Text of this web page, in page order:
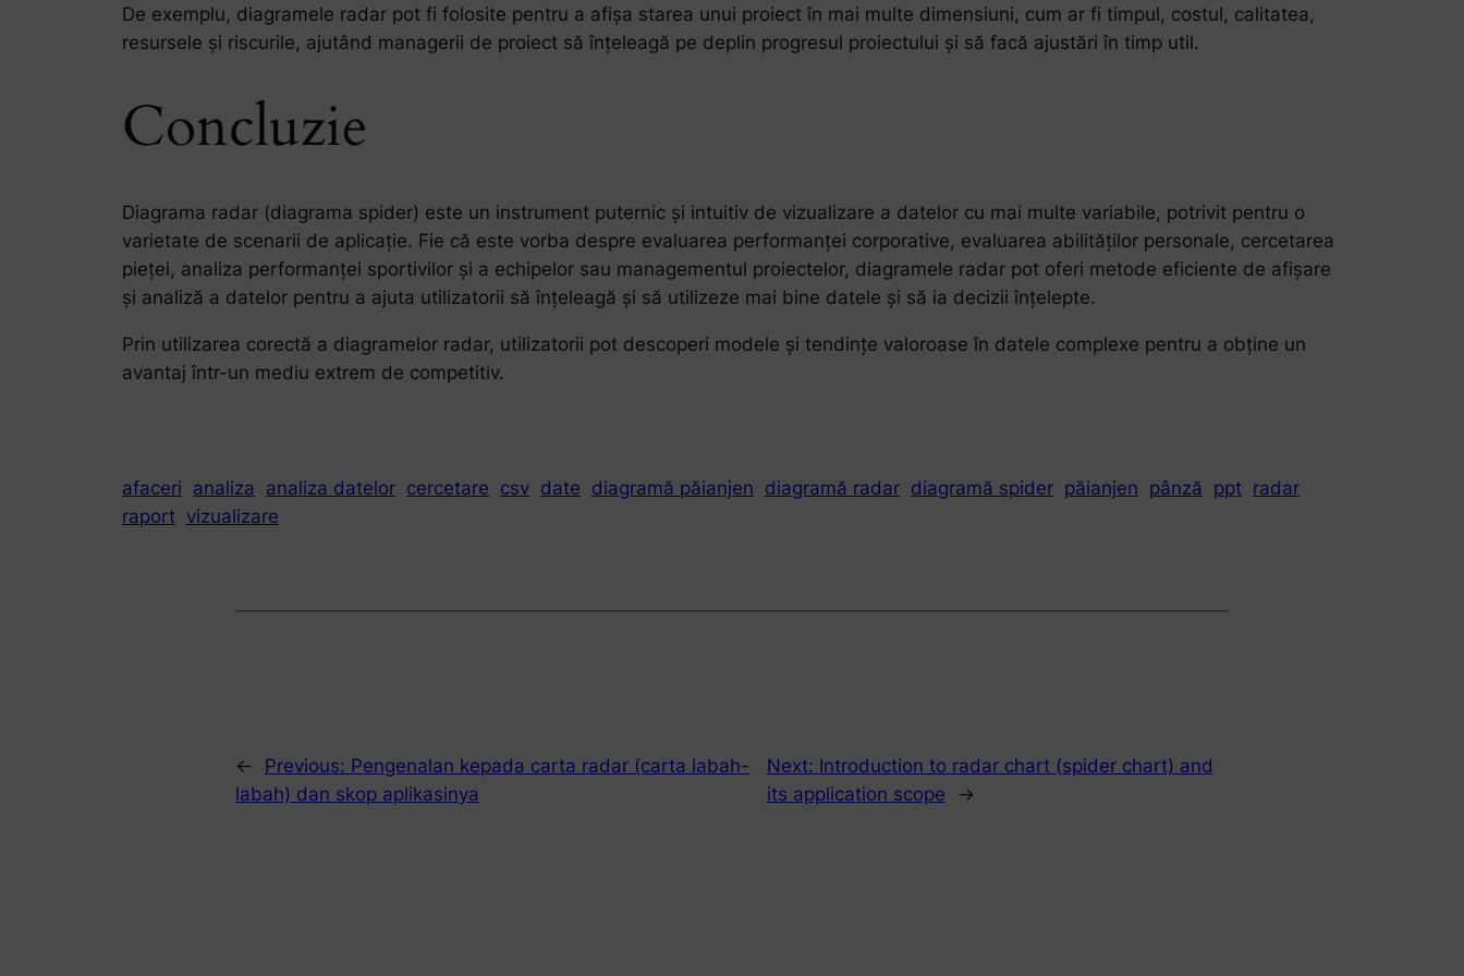
De exemplu, diagramele radar pot fi folosite pentru a afișa starea unui proiect în mai multe dimensiuni, cum ar fi timpul, costul, calitatea,
resursele și riscurile, ajutând managerii de proiect să înțeleagă pe deplin progresul proiectului și să facă ajustări în timp util.
Concluzie
Diagrama radar (diagrama spider) este un instrument puternic și intuitiv de vizualizare a datelor cu mai multe variabile, potrivit pentru o
varietate de scenarii de aplicație. Fie că este vorba despre evaluarea performanței corporative, evaluarea abilităților personale, cercetarea
pieței, analiza performanței sportivilor și a echipelor sau managementul proiectelor, diagramele radar pot oferi metode eficiente de afișare
și analiză a datelor pentru a ajuta utilizatorii să înțeleagă și să utilizeze mai bine datele și să ia decizii înțelepte.
Prin utilizarea corectă a diagramelor radar, utilizatorii pot descoperi modele și tendințe valoroase în datele complexe pentru a obține un
avantaj într-un mediu extrem de competitiv.
afaceri analiza analiza datelor cercetare csv date diagramă păianjen diagramă radar diagramă spider păianjen pânză ppt radar
raport vizualizare
← Previous: Pengenalan kepada carta radar (carta labah-
labah) dan skop aplikasinya
Next: Introduction to radar chart (spider chart) and
its application scope
→